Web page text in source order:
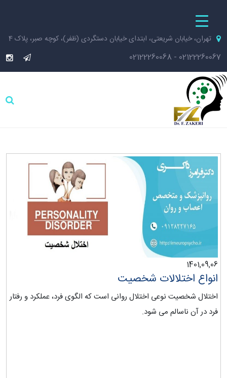
تهران، خیابان شریعتی، ابتدای خیابان دستگردی (ظفر)، کوچه صبر، پلاک 4
02122260067
-
02122260068
1401,09,06
انواع اختلالات شخصیت
اختلال شخصیت نوعی اختلال روانی است که الگوی فرد، عملکرد و رفتار
فرد در آن ناسالم می شود.